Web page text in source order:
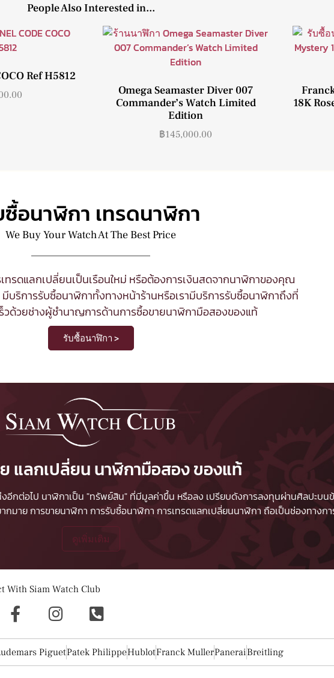
People Also Interested in...
Ref H5812
Omega Seamaster Diver 007
Commander’s Watch Limited
Edition
฿145,000.00
18K
อนาฬิกา เทรดนาฬิกา
We Buy Your Watch At The Best Price
รดแลกเปลี่ยนเป็นเรือนใหม่ หรือต้องการเงินสดจากนาฬิกาของคุณ
บริการรับซื้อนาฬิกาทั้งทางหน้าร้านหรือเรามีบริการรับซื้อนาฬิกาถึงที่
ร็วด้วยช่างผู้ชำนาญการด้านการซื้อขายนาฬิกามือสองของแท้
รับซื้อนาฬิกา >
แลกเปลี่ยน นาฬิกามือสอง ของแท้
อีกต่อไป นาฬิกาเป็น "ทรัพย์สิน" ที่มีมูลค่าขึ้น หรือลง เปรียบดังการลงทุนผ่านศิลปะบน
กมายการขายนาฬิกา การรับซื้อนาฬิกา การเทรดแลกเปลี่ยนนาฬิกา ถือเป็นช่องทางก
ดูเพิ่มเติม
With Siam Watch Club
PiguetPatek PhilippeHublotFranck MullerPaneraiBreitling